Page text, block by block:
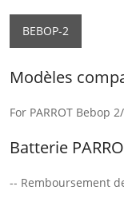
BEBOP-2
Modèles
For PARROT Bebop
Batterie
-- Remboursement